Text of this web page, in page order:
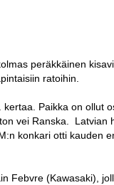
peräkkäinen
ratoihin.
kertaa. Paikka on ollut
vei Ranska.
konkari otti kauden
Febvre (Kawasaki),